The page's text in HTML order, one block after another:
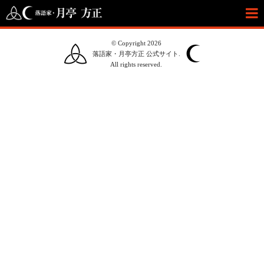
© Copyright 2026
落語家・月亭方正 公式サイト.
All rights reserved.